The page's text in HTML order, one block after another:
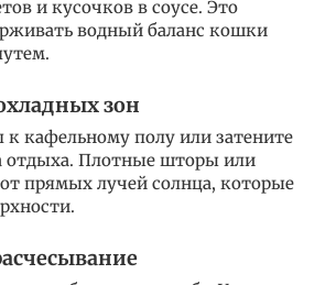
и кусочков в соусе. Это
водный баланс кошки
зон
к кафельному полу или затените
Плотные шторы или
прямых лучей солнца, которые